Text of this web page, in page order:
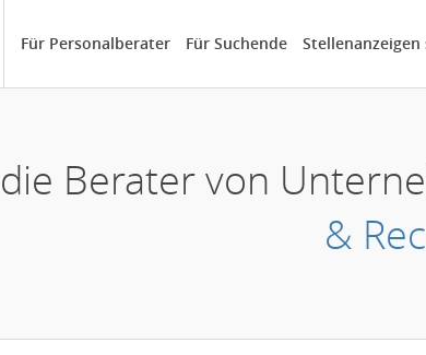
Für Personalberater Für Suchende Stellenanzeigen
Berater von
&